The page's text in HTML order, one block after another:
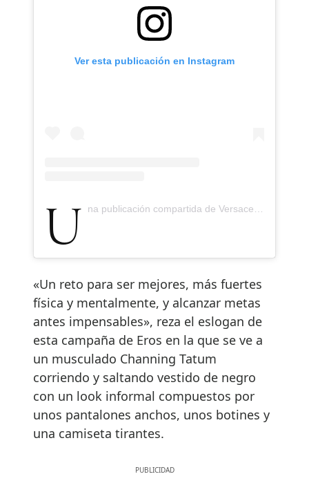
Ver esta publicación en Instagram
Una publicación compartida de Versace (@versace)
«Un reto para ser mejores, más fuertes
física y mentalmente, y alcanzar metas
antes impensables», reza el eslogan de
esta campaña de Eros en la que se ve a
un musculado Channing Tatum
corriendo y saltando vestido de negro
con un look informal compuestos por
unos pantalones anchos, unos botines y
una camiseta tirantes.